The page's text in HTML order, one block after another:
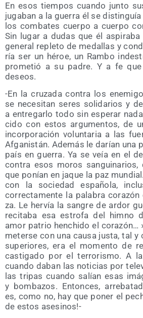
En esos tiem­pos cuan­do jun­to
juga­ban a la gue­rra él se
los com­ba­tes cuer­po a cuer­po
Sin lugar a dudas que él
gene­ral reple­to de meda­llas y
ría ser un héroe, un Ram­bo
pro­me­tió a su padre. Y a fe
deseos.
-En la cru­za­da con­tra los
se nece­si­tan seres soli­da­rios y
a entre­gar­lo todo sin espe­rar
ci­do con estos argu­men­tos, de
incor­po­ra­ción volun­ta­ria a las
Afga­nis­tán. Ade­más le darían una
país en gue­rra. Ya se veía en el
con­tra esos moros san­gui­na­rios,
que ponían en jaque la paz
con la socie­dad espa­ño­la,
correc­ta­men­te la pala­bra
za. Le her­vía la san­gre de ardor
reci­ta­ba esa estro­fa del himno
amor patrio hen­chi­do el cora­zón…
me­ter­se con una cau­sa jus­ta, tal y
supe­rio­res, era el momen­to de
cas­ti­ga­do por el terro­ris­mo. A
cuan­do daban las noti­cias por
las tri­pas cuan­do salían esas
y bom­ba­zos. Enton­ces,
es, como no, hay que poner el
de estos asesinos!-